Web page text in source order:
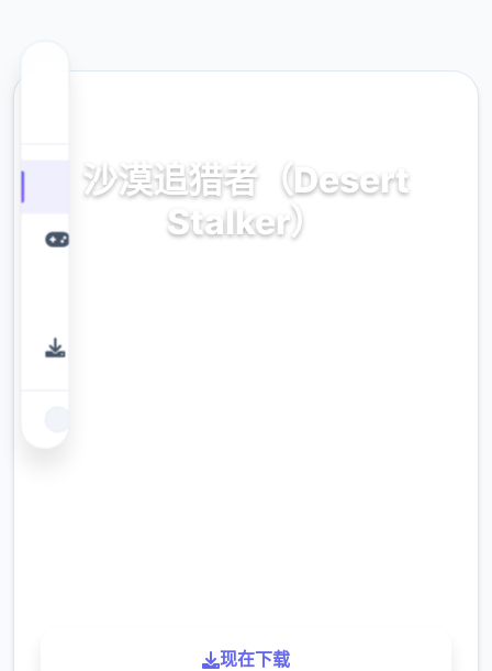
沙漠追猎者（Desert
Stalker）
现在下载